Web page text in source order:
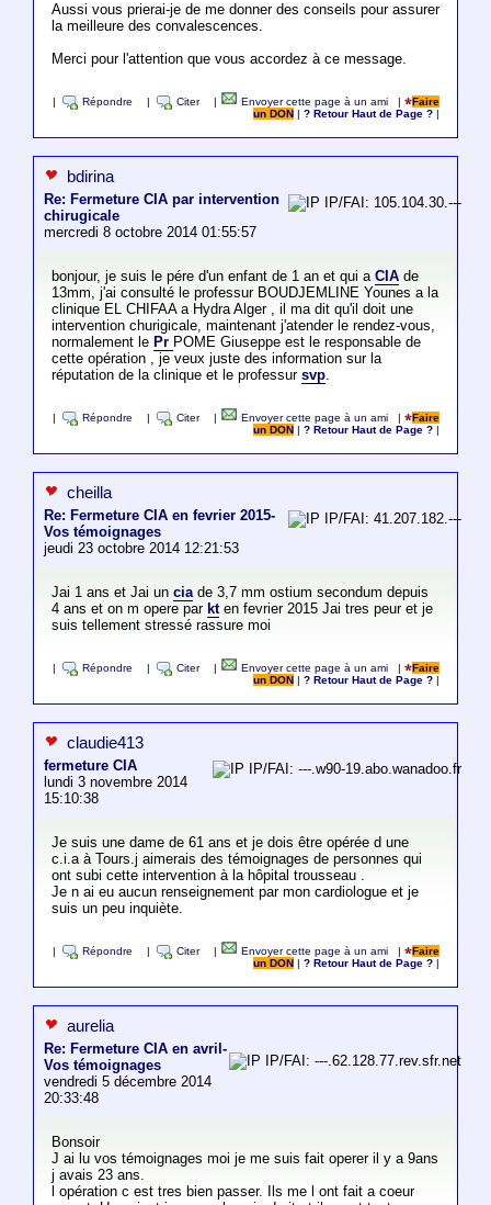
Aussi vous prierai-je de me donner des conseils pour assurer
la meilleure des convalescences.
Merci pour l'attention que vous accordez à ce message.
Répondre Citer Envoyer cette page à un ami |
Faire
un DON
|? Retour Haut de Page ?
bdirina
Re: Fermeture CIA par intervention
chirugicale
mercredi 8 octobre 2014 01:55:57
IP/FAI: 105.104.30.---
bonjour, je suis le pére d'un enfant de 1 an et qui a CIAde
13mm, j'ai consulté le professur BOUDJEMLINE Younes a la
clinique EL CHIFAA a Hydra Alger , il ma dit qu'il doit une
intervention churigicale, maintenant j'atender le rendez-vous,
normalement le Pr POME Giuseppe est le responsable de
cette opération , je veux juste des information sur la
réputation de la clinique et le professur svp.
Répondre Citer Envoyer cette page à un ami |
Faire
un DON
|? Retour Haut de Page ?
cheilla
Re: Fermeture CIA en fevrier 2015-
Vos témoignages
jeudi 23 octobre 2014 12:21:53
IP/FAI: 41.207.182.---
Jai 1 ans et Jai un ciade 3,7 mm ostium secondum depuis
4 ans et on m opere par kten fevrier 2015 Jai tres peur et je
suis tellement stressé rassure moi
Répondre Citer Envoyer cette page à un ami |
Faire
un DON
|? Retour Haut de Page ?
claudie413
fermeture CIA
lundi 3 novembre 2014
15:10:38
IP/FAI: ---.w90-19.abo.wanadoo.fr
Je suis une dame de 61 ans et je dois être opérée d une
c.i.a à Tours.j aimerais des témoignages de personnes qui
ont subi cette intervention à la hôpital trousseau .
Je n ai eu aucun renseignement par mon cardiologue et je
suis un peu inquiète.
Répondre Citer Envoyer cette page à un ami |
Faire
un DON
|? Retour Haut de Page ?
aurelia
Re: Fermeture CIA en avril-
Vos témoignages
vendredi 5 décembre 2014
20:33:48
IP/FAI: ---.62.128.77.rev.sfr.net
Bonsoir
J ai lu vos témoignages moi je me suis fait operer il y a 9ans
j avais 23 ans.
l opération c est tres bien passer. Ils me l ont fait a coeur